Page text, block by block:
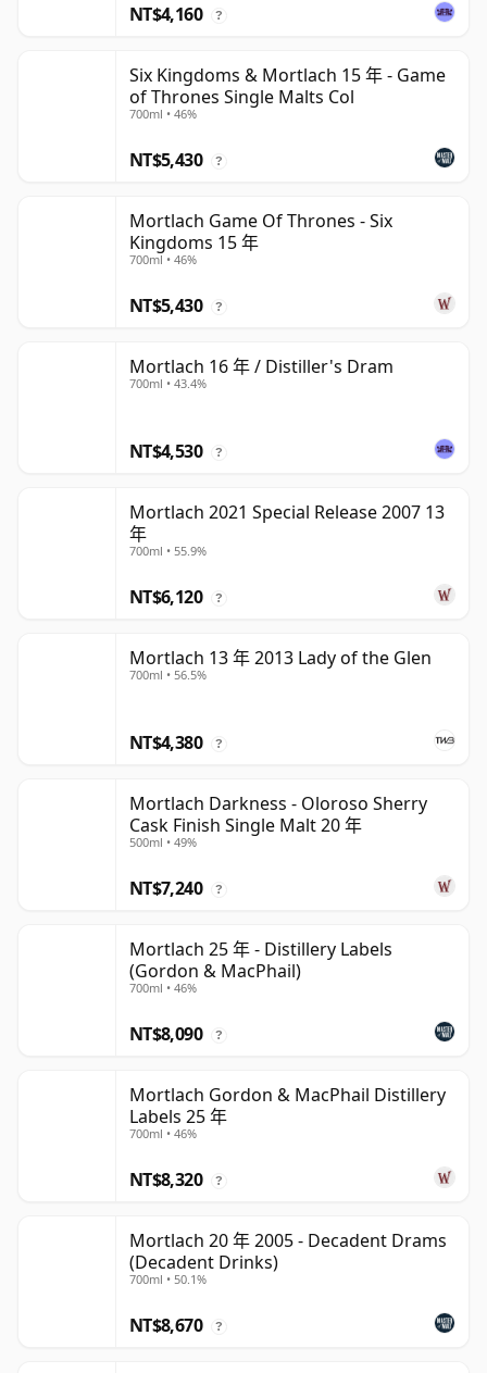
NT$4,160 ?
Six Kingdoms & Mortlach 15 年 - Game
of Thrones Single Malts Col
700ml • 46%
NT$5,430 ?
Mortlach Game Of Thrones - Six
Kingdoms 15 年
700ml • 46%
NT$5,430 ?
Mortlach 16 年 / Distiller's Dram
700ml • 43.4%
NT$4,530 ?
Mortlach 2021 Special Release 2007 13
年
700ml • 55.9%
NT$6,120 ?
Mortlach 13 年 2013 Lady of the Glen
700ml • 56.5%
NT$4,380 ?
Mortlach Darkness - Oloroso Sherry
Cask Finish Single Malt 20 年
500ml • 49%
NT$7,240 ?
Mortlach 25 年 - Distillery Labels
(Gordon & MacPhail)
700ml • 46%
NT$8,090 ?
Mortlach Gordon & MacPhail Distillery
Labels 25 年
700ml • 46%
NT$8,320 ?
Mortlach 20 年 2005 - Decadent Drams
(Decadent Drinks)
700ml • 50.1%
NT$8,670 ?